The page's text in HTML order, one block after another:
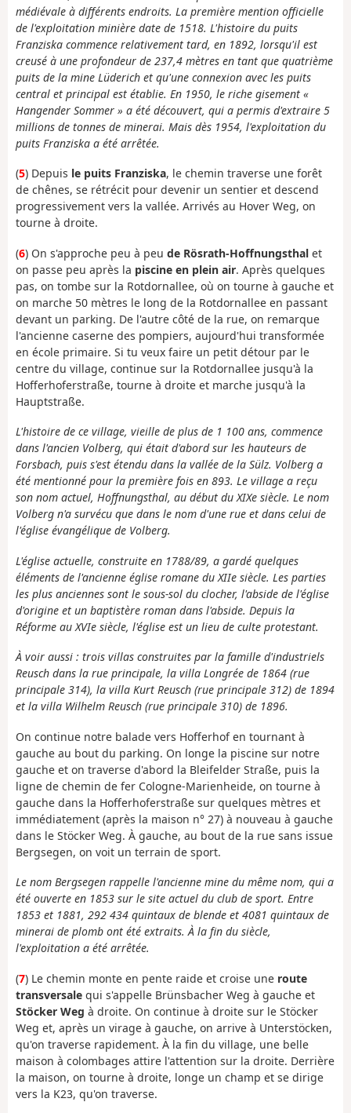
médiévale à différents endroits. La première mention officielle
de l'exploitation minière date de 1518. L'histoire du puits
Franziska commence relativement tard, en 1892, lorsqu'il est
creusé à une profondeur de 237,4 mètres en tant que quatrième
puits de la mine Lüderich et qu'une connexion avec les puits
central et principal est établie. En 1950, le riche gisement «
Hangender Sommer » a été découvert, qui a permis d'extraire 5
millions de tonnes de minerai. Mais dès 1954, l'exploitation du
puits Franziska a été arrêtée.
(5) Depuis le puits Franziska, le chemin traverse une forêt
de chênes, se rétrécit pour devenir un sentier et descend
progressivement vers la vallée. Arrivés au Hover Weg, on
tourne à droite.
(6) On s'approche peu à peu de Rösrath-Hoffnungsthal et
on passe peu après la piscine en plein air. Après quelques
pas, on tombe sur la Rotdornallee, où on tourne à gauche et
on marche 50 mètres le long de la Rotdornallee en passant
devant un parking. De l'autre côté de la rue, on remarque
l'ancienne caserne des pompiers, aujourd'hui transformée
en école primaire. Si tu veux faire un petit détour par le
centre du village, continue sur la Rotdornallee jusqu'à la
Hofferhoferstraße, tourne à droite et marche jusqu'à la
Hauptstraße.
L'histoire de ce village, vieille de plus de 1 100 ans, commence
dans l'ancien Volberg, qui était d'abord sur les hauteurs de
Forsbach, puis s'est étendu dans la vallée de la Sülz. Volberg a
été mentionné pour la première fois en 893. Le village a reçu
son nom actuel, Hoffnungsthal, au début du XIXe siècle. Le nom
Volberg n'a survécu que dans le nom d'une rue et dans celui de
l'église évangélique de Volberg.
L'église actuelle, construite en 1788/89, a gardé quelques
éléments de l'ancienne église romane du XIIe siècle. Les parties
les plus anciennes sont le sous-sol du clocher, l'abside de l'église
d'origine et un baptistère roman dans l'abside. Depuis la
Réforme au XVIe siècle, l'église est un lieu de culte protestant.
À voir aussi : trois villas construites par la famille d'industriels
Reusch dans la rue principale, la villa Longrée de 1864 (rue
principale 314), la villa Kurt Reusch (rue principale 312) de 1894
et la villa Wilhelm Reusch (rue principale 310) de 1896.
On continue notre balade vers Hofferhof en tournant à
gauche au bout du parking. On longe la piscine sur notre
gauche et on traverse d'abord la Bleifelder Straße, puis la
ligne de chemin de fer Cologne-Marienheide, on tourne à
gauche dans la Hofferhoferstraße sur quelques mètres et
immédiatement (après la maison n° 27) à nouveau à gauche
dans le Stöcker Weg. À gauche, au bout de la rue sans issue
Bergsegen, on voit un terrain de sport.
Le nom Bergsegen rappelle l'ancienne mine du même nom, qui a
été ouverte en 1853 sur le site actuel du club de sport. Entre
1853 et 1881, 292 434 quintaux de blende et 4081 quintaux de
minerai de plomb ont été extraits. À la fin du siècle,
l'exploitation a été arrêtée.
(7) Le chemin monte en pente raide et croise une route
transversale qui s'appelle Brünsbacher Weg à gauche et
Stöcker Weg à droite. On continue à droite sur le Stöcker
Weg et, après un virage à gauche, on arrive à Unterstöcken,
qu'on traverse rapidement. À la fin du village, une belle
maison à colombages attire l'attention sur la droite. Derrière
la maison, on tourne à droite, longe un champ et se dirige
vers la K23, qu'on traverse.